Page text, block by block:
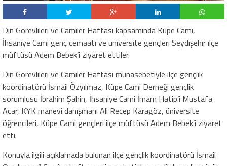
Din Görevlileri ve Camiler Haftası kapsamında Küpe Cami,
İhsaniye Cami genç cemaati ve üniversite gençleri Seydişehir ilçe
müftüsü Adem Bebek’i ziyaret ettiler.
Din Görevlileri ve Camiler Haftası münasebetiyle ilçe gençlik
koordinatörü İsmail Özyılmaz, Küpe Cami Derneği gençlik
sorumlusu İbrahim Şahin, İhsaniye Cami İmam Hatip’i Mustafa
Acar, KYK manevi danışmanı Ali Recep Karagöz, üniversite
öğrencileri, Küpe Cami gençleri ilçe müftüsü Adem Bebek’i ziyaret
etti.
Konuyla ilgili açıklamada bulunan ilçe gençlik koordinatörü İsmail